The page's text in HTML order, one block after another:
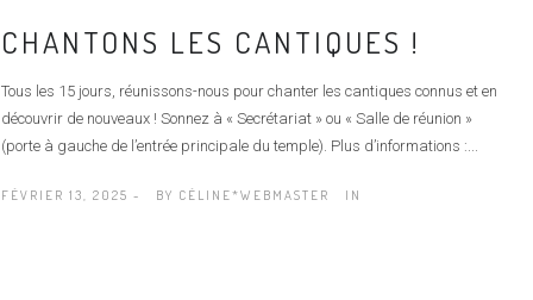
CHANTONS LES CANTIQUES !
Tous les 15 jours, réunissons-nous pour chanter les cantiques connus et en
découvrir de nouveaux ! Sonnez à « Secrétariat » ou « Salle de réunion »
(porte à gauche de l’entrée principale du temple). Plus d’informations :...
FÉVRIER 13, 2025 - BY CÉLINE*WEBMASTER IN